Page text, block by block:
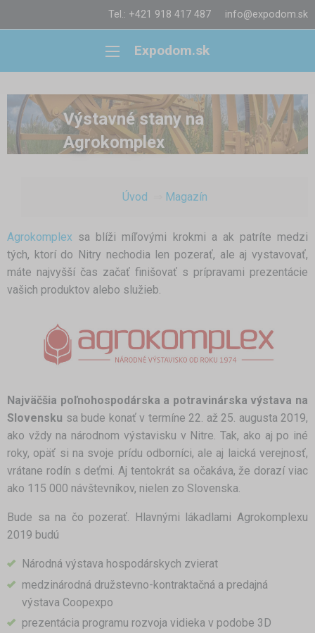
Tel.: +421 918 417 487 info@expodom.sk
Expodom.sk
Výstavné stany na
Agrokomplex
Úvod Magazín
Agrokomplex sa blíži míľovými krokmi a ak patríte medzi
tých, ktorí do Nitry nechodia len pozerať, ale aj vystavovať,
máte najvyšší čas začať finišovať s prípravami prezentácie
vašich produktov alebo služieb.
Najväčšia poľnohospodárska a potravinárska výstava na
Slovensku sa bude konať v termíne 22. až 25. augusta 2019,
ako vždy na národnom výstavisku v Nitre. Tak, ako aj po iné
roky, opäť si na svoje prídu odborníci, ale aj laická verejnosť,
vrátane rodín s deťmi. Aj tentokrát sa očakáva, že dorazí viac
ako 115 000 návštevníkov, nielen zo Slovenska.
Bude sa na čo pozerať. Hlavnými lákadlami Agrokomplexu
2019 budú
Národná výstava hospodárskych zvierat
medzinárodná družstevno-kontraktačná a predajná
výstava Coopexpo
prezentácia programu rozvoja vidieka v podobe 3D